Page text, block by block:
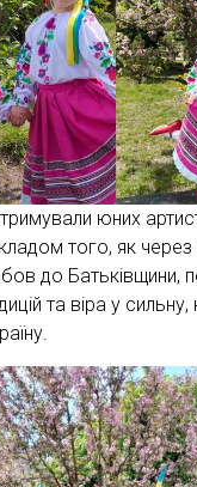
юних
того, як
до Батьківщини,
та віра у